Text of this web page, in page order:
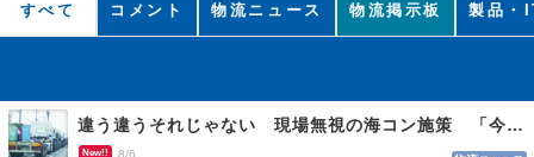
すべて コメント 物流ニュース 物流掲示板 製品・
違う違うそれじゃない 現場無視の海コン施策 「今でも平均２～３時間は待つ」
New!!